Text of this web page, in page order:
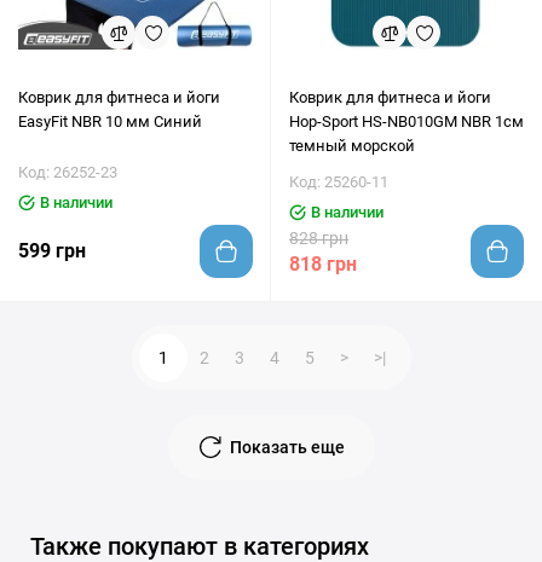
Коврик для фитнеса и йоги
EasyFit NBR 10 мм Синий
Код: 26252-23
В наличии
599 грн
Коврик для фитнеса и йоги
Hop-Sport HS-NB010GM NBR 1см
темный морской
Код: 25260-11
В наличии
828 грн
818 грн
Показать еще
1 2 3 4 5 > >|
Также покупают в категориях